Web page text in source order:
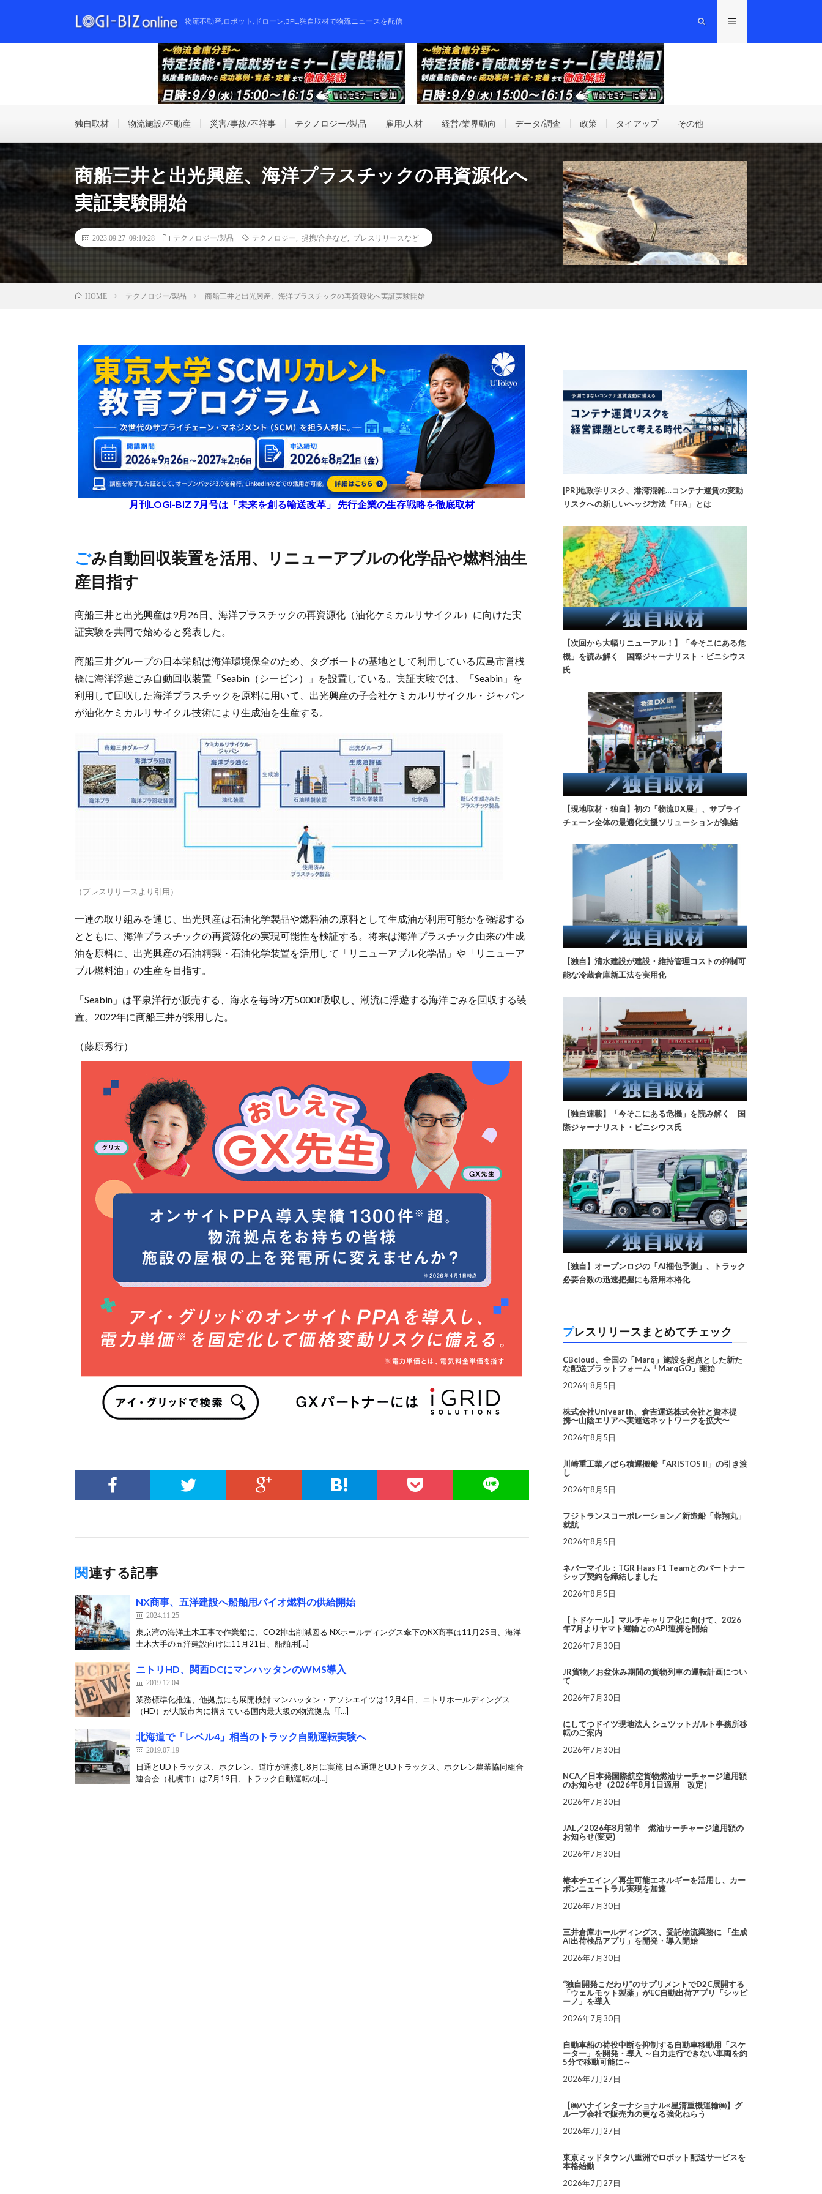
物流不動産,ロボット,ドローン,3PL,独自取材で物流ニュースを配信
独自取材 物流施設/不動産 災害/事故/不祥事 テクノロジー/製品 雇用/人材 経営/業界動向 データ/調査 政策 タイアップ その他
商船三井と出光興産、海洋プラスチックの再資源化へ
実証実験開始
2023.09.27 09:10:28 テクノロジー/製品 テクノロジー 提携/合弁など プレスリリースなど
HOME テクノロジー/製品 商船三井と出光興産、海洋プラスチックの再資源化へ実証実験開始
月刊LOGI-BIZ 7月号は「未来を創る輸送改革」 先行企業の生存戦略を徹底取材
ごみ自動回収装置を活用、リニューアブルの化学品や燃料油生
産目指す
商船三井と出光興産は9月26日、海洋プラスチックの再資源化（油化ケミカルリサイクル）に向けた実
証実験を共同で始めると発表した。
商船三井グループの日本栄船は海洋環境保全のため、タグボートの基地として利用している広島市営桟
橋に海洋浮遊ごみ自動回収装置「Seabin（シービン）」を設置している。実証実験では、「Seabin」を
利用して回収した海洋プラスチックを原料に用いて、出光興産の子会社ケミカルリサイクル・ジャパン
が油化ケミカルリサイクル技術により生成油を生産する。
（プレスリリースより引用）
一連の取り組みを通じ、出光興産は石油化学製品や燃料油の原料として生成油が利用可能かを確認する
とともに、海洋プラスチックの再資源化の実現可能性を検証する。将来は海洋プラスチック由来の生成
油を原料に、出光興産の石油精製・石油化学装置を活用して「リニューアブル化学品」や「リニューア
ブル燃料油」の生産を目指す。
「Seabin」は平泉洋行が販売する、海水を毎時2万5000ℓ吸収し、潮流に浮遊する海洋ごみを回収する装
置。2022年に商船三井が採用した。
（藤原秀行）
関連する記事
NX商事、五洋建設へ船舶用バイオ燃料の供給開始
2024.11.25
東京湾の海洋土木工事で作業船に、CO2排出削減図る NXホールディングス傘下のNX商事は11月25日、海洋
土木大手の五洋建設向けに11月21日、船舶用[…]
ニトリHD、関西DCにマンハッタンのWMS導入
2019.12.04
業務標準化推進、他拠点にも展開検討 マンハッタン・アソシエイツは12月4日、ニトリホールディングス
（HD）が大阪市内に構えている国内最大級の物流拠点「[…]
北海道で「レベル4」相当のトラック自動運転実験へ
2019.07.19
日通とUDトラックス、ホクレン、道庁が連携し8月に実施 日本通運とUDトラックス、ホクレン農業協同組合
連合会（札幌市）は7月19日、トラック自動運転の[…]
[PR]地政学リスク、港湾混雑…コンテナ運賃の変動
リスクへの新しいヘッジ方法「FFA」とは
【次回から大幅リニューアル！】「今そこにある危
機」を読み解く 国際ジャーナリスト・ビニシウス
氏
【現地取材・独自】初の「物流DX展」、サプライ
チェーン全体の最適化支援ソリューションが集結
【独自】清水建設が建設・維持管理コストの抑制可
能な冷蔵倉庫新工法を実用化
【独自連載】「今そこにある危機」を読み解く 国
際ジャーナリスト・ビニシウス氏
【独自】オープンロジの「AI梱包予測」、トラック
必要台数の迅速把握にも活用本格化
プレスリリースまとめてチェック
CBcloud、全国の「Marq」施設を起点とした新た
な配送プラットフォーム「MarqGO」開始
2026年8月5日
株式会社Univearth、倉吉運送株式会社と資本提
携〜山陰エリアへ実運送ネットワークを拡大〜
2026年8月5日
川崎重工業／ばら積運搬船「ARISTOS II」の引き渡
し
2026年8月5日
フジトランスコーポレーション／新造船「蓉翔丸」
就航
2026年8月5日
ネバーマイル：TGR Haas F1 Teamとのパートナー
シップ契約を締結しました
2026年8月5日
【トドケール】マルチキャリア化に向けて、2026
年7月よりヤマト運輸とのAPI連携を開始
2026年7月30日
JR貨物／お盆休み期間の貨物列車の運転計画につい
て
2026年7月30日
にしてつドイツ現地法人 シュツットガルト事務所移
転のご案内
2026年7月30日
NCA／日本発国際航空貨物燃油サーチャージ適用額
のお知らせ（2026年8月1日適用 改定）
2026年7月30日
JAL／2026年8月前半 燃油サーチャージ適用額の
お知らせ(変更)
2026年7月30日
椿本チエイン／再生可能エネルギーを活用し、カー
ボンニュートラル実現を加速
2026年7月30日
三井倉庫ホールディングス、受託物流業務に 「生成
AI出荷検品アプリ」を開発・導入開始
2026年7月30日
“独自開発こだわり”のサプリメントでD2C展開する
「ウェルモット製薬」がEC自動出荷アプリ「シッピ
ーノ」を導入
2026年7月30日
自動車船の荷役中断を抑制する自動車移動用「スケ
ーター」を開発・導入 ～自力走行できない車両を約
5分で移動可能に～
2026年7月27日
【㈱ハナインターナショナル×星清重機運輸㈱】グ
ループ会社で販売力の更なる強化ねらう
2026年7月27日
東京ミッドタウン八重洲でロボット配送サービスを
本格始動
2026年7月27日